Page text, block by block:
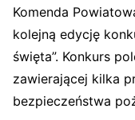
Komenda
kolejną edycję
święta”. Konkurs
zawierającej kilka
bezpieczeństwa